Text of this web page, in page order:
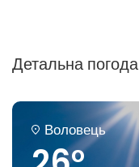
Детальна погода
Воловець